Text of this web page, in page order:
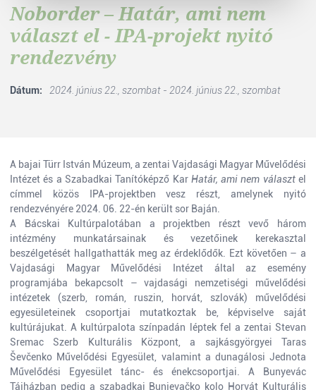
Noborder – Határ, ami nem
választ el - IPA-projekt nyitó
rendezvény
Dátum: 2024. június 22., szombat - 2024. június 22., szombat
A bajai Türr István Múzeum, a zentai Vajdasági Magyar Művelődési
Intézet és a Szabadkai Tanítóképző Kar Határ, ami nem választel
címmel közös IPA-projektben vesz részt, amelynek nyitó
rendezvényére 2024. 06. 22-én került sor Baján.
A Bácskai Kultúrpalotában a projektben részt vevő három
intézmény munkatársainak és vezetőinek kerekasztal
beszélgetését hallgathatták meg az érdeklődők. Ezt követően – a
Vajdasági Magyar Művelődési Intézet által az esemény
programjába bekapcsolt – vajdasági nemzetiségi művelődési
intézetek (szerb, román, ruszin, horvát, szlovák) művelődési
egyesületeinek csoportjai mutatkoztak be, képviselve saját
kultúrájukat. A kultúrpalota színpadán léptek fel a zentai Stevan
Sremac Szerb Kulturális Központ, a sajkásgyörgyei Taras
Ševčenko Művelődési Egyesület, valamint a dunagálosi Jednota
Művelődési Egyesület tánc- és énekcsoportjai. A Bunyevác
Tájházban pedig a szabadkai Bunjevačko kolo Horvát Kulturális